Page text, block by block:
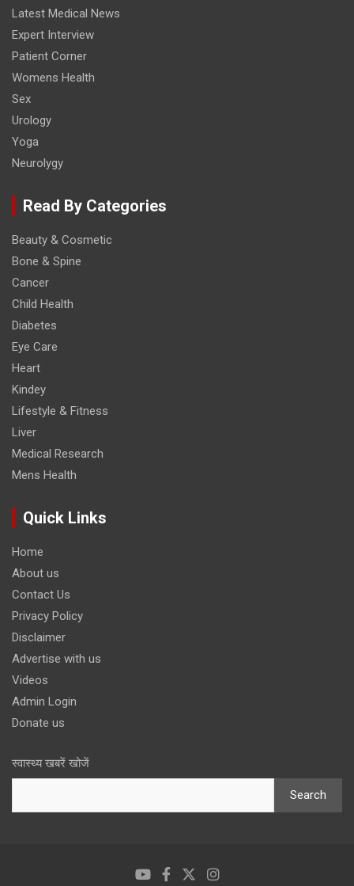
Latest Medical News
Expert Interview
Patient Corner
Womens Health
Sex
Urology
Yoga
Neurolygy
Read By Categories
Beauty & Cosmetic
Bone & Spine
Cancer
Child Health
Diabetes
Eye Care
Heart
Kindey
Lifestyle & Fitness
Liver
Medical Research
Mens Health
Quick Links
Home
About us
Contact Us
Privacy Policy
Disclaimer
Advertise with us
Videos
Admin Login
Donate us
स्वास्थ्य खबरें खोजें
Search